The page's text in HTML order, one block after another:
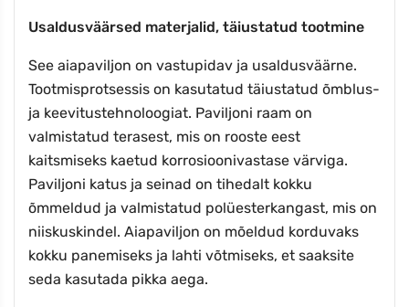
Usaldusväärsed materjalid, täiustatud tootmine
See aiapaviljon on vastupidav ja usaldusväärne.
Tootmisprotsessis on kasutatud täiustatud õmblus-
ja keevitustehnoloogiat. Paviljoni raam on
valmistatud terasest, mis on rooste eest
kaitsmiseks kaetud korrosioonivastase värviga.
Paviljoni katus ja seinad on tihedalt kokku
õmmeldud ja valmistatud polüesterkangast, mis on
niiskuskindel. Aiapaviljon on mõeldud korduvaks
kokku panemiseks ja lahti võtmiseks, et saaksite
seda kasutada pikka aega.